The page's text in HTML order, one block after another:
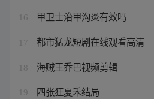
16 甲卫士治甲沟炎有效吗
17 都市猛龙短剧在线观看高清
18 海贼王乔巴视频剪辑
19 四张狂夏禾结局